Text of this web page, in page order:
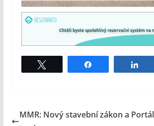
MMR: Nový stavební zákon a